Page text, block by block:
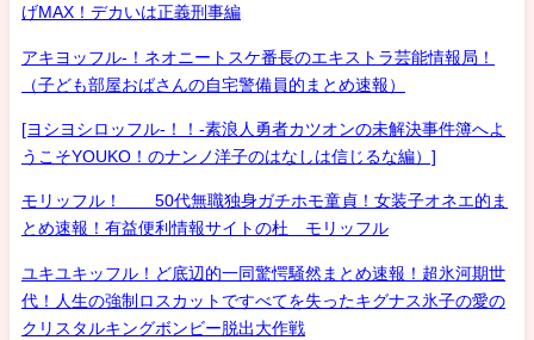
げMAX！デカいは正義刑事編
アキヨッフル-！ネオニートスケ番長のエキストラ芸能情報局！
（子ども部屋おばさんの自宅警備員的まとめ速報）
[ヨシヨシロッフル-！！-素浪人勇者カツオンの未解決事件簿へよ
うこそYOUKO！のナンノ洋子のはなしは信じるな編）]
モリッフル！ 50代無職独身ガチホモ童貞！女装子オネエ的ま
とめ速報！有益便利情報サイトの杜 モリッフル
ユキユキッフル！ど底辺的一同驚愕騒然まとめ速報！超氷河期世
代！人生の強制ロスカットですべてを失ったキグナス氷子の愛の
クリスタルキングボンビー脱出大作戦